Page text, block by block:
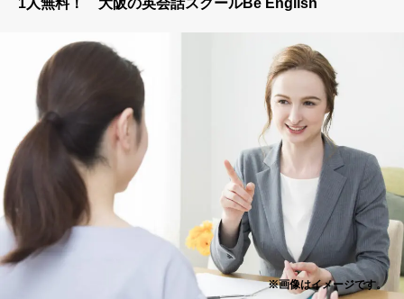
※画像はイメージです。